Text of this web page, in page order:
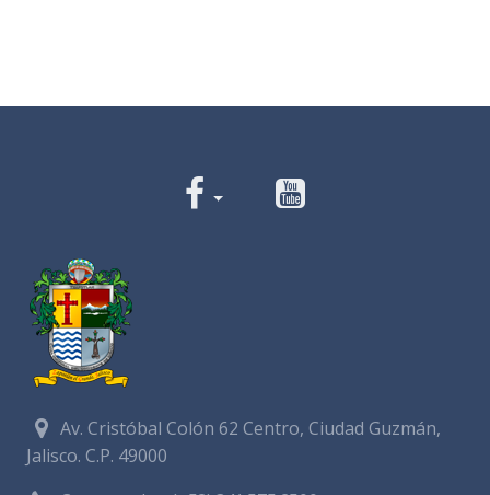
Av. Cristóbal Colón 62 Centro, Ciudad Guzmán,
Jalisco. C.P. 49000